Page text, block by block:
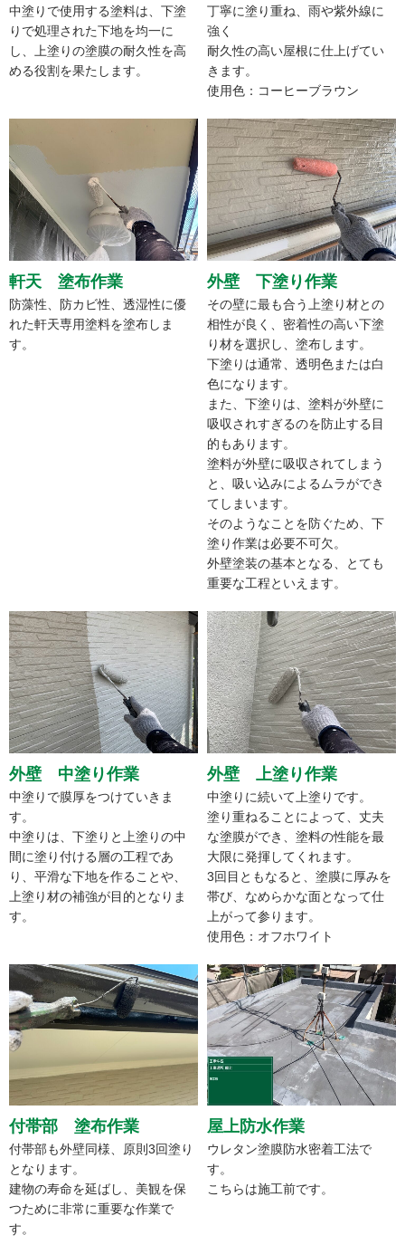
中塗りで使用する塗料は、下塗
りで処理された下地を均一に
し、上塗りの塗膜の耐久性を高
める役割を果たします。
丁寧に塗り重ね、雨や紫外線に
強く
耐久性の高い屋根に仕上げてい
きます。
使用色：コーヒーブラウン
軒天 塗布作業
防藻性、防カビ性、透湿性に優
れた軒天専用塗料を塗布しま
す。
外壁 下塗り作業
その壁に最も合う上塗り材との
相性が良く、密着性の高い下塗
り材を選択し、塗布します。
下塗りは通常、透明色または白
色になります。
また、下塗りは、塗料が外壁に
吸収されすぎるのを防止する目
的もあります。
塗料が外壁に吸収されてしまう
と、吸い込みによるムラができ
てしまいます。
そのようなことを防ぐため、下
塗り作業は必要不可欠。
外壁塗装の基本となる、とても
重要な工程といえます。
外壁 中塗り作業
中塗りで膜厚をつけていきま
す。
中塗りは、下塗りと上塗りの中
間に塗り付ける層の工程であ
り、平滑な下地を作ることや、
上塗り材の補強が目的となりま
す。
外壁 上塗り作業
中塗りに続いて上塗りです。
塗り重ねることによって、丈夫
な塗膜ができ、塗料の性能を最
大限に発揮してくれます。
3回目ともなると、塗膜に厚みを
帯び、なめらかな面となって仕
上がって参ります。
使用色：オフホワイト
付帯部 塗布作業
付帯部も外壁同様、原則3回塗り
となります。
建物の寿命を延ばし、美観を保
つために非常に重要な作業で
す。
屋上防水作業
ウレタン塗膜防水密着工法で
す。
こちらは施工前です。